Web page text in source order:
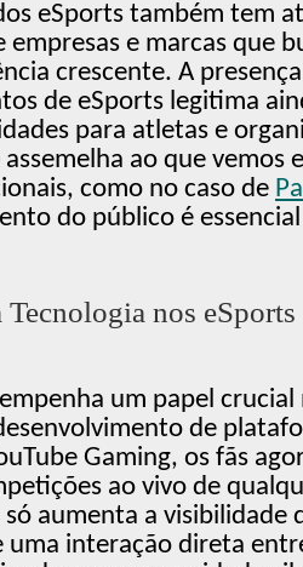
eSports também tem
empresas e marcas que
crescente. A
de eSports legitima
para atletas e
assemelha ao que vemos
como no caso de
do público é
nos eSports
um papel crucial
de
Gaming, os fãs
ao vivo de
aumenta a visibilidade
interação direta